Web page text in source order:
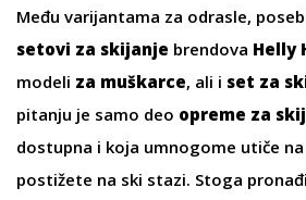
Među varijantama za odrasle,
setovi za skijanje brendova Helly
modeli za muškarce, ali i set za
pitanju je samo deo opreme za
dostupna i koja umnogome utiče
postižete na ski stazi. Stoga